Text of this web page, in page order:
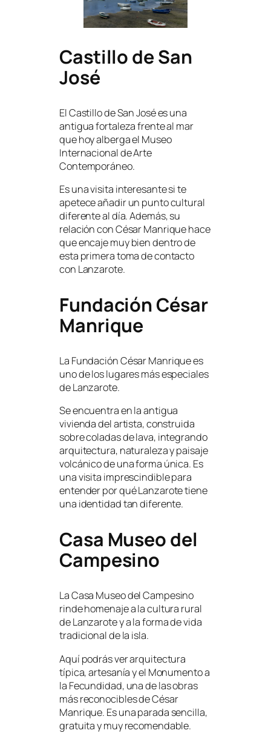
Castillo de San
José
El Castillo de San José es una
antigua fortaleza frente al mar
que hoy alberga el Museo
Internacional de Arte
Contemporáneo.
Es una visita interesante si te
apetece añadir un punto cultural
diferente al día. Además, su
relación con César Manrique hace
que encaje muy bien dentro de
esta primera toma de contacto
con Lanzarote.
Fundación César
Manrique
La Fundación César Manrique es
uno de los lugares más especiales
de Lanzarote.
Se encuentra en la antigua
vivienda del artista, construida
sobre coladas de lava, integrando
arquitectura, naturaleza y paisaje
volcánico de una forma única. Es
una visita imprescindible para
entender por qué Lanzarote tiene
una identidad tan diferente.
Casa Museo del
Campesino
La Casa Museo del Campesino
rinde homenaje a la cultura rural
de Lanzarote y a la forma de vida
tradicional de la isla.
Aquí podrás ver arquitectura
típica, artesanía y el Monumento a
la Fecundidad, una de las obras
más reconocibles de César
Manrique. Es una parada sencilla,
gratuita y muy recomendable.